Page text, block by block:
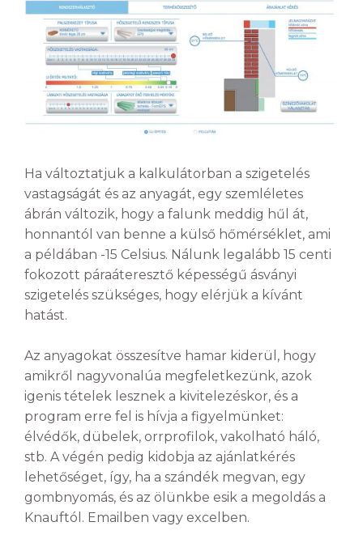
Ha változtatjuk a kalkulátorban a szigetelés
vastagságát és az anyagát, egy szemléletes
ábrán változik, hogy a falunk meddig hűl át,
honnantól van benne a külső hőmérséklet, ami
a példában -15 Celsius. Nálunk legalább 15 centi
fokozott páraáteresztő képességű ásványi
szigetelés szükséges, hogy elérjük a kívánt
hatást.
Az anyagokat összesítve hamar kiderül, hogy
amikről nagyvonalúa megfeletkezünk, azok
igenis tételek lesznek a kivitelezéskor, és a
program erre fel is hívja a figyelmünket:
élvédők, dübelek, orrprofilok, vakolható háló,
stb. A végén pedig kidobja az ajánlatkérés
lehetőséget, így, ha a szándék megvan, egy
gombnyomás, és az ölünkbe esik a megoldás a
Knauftól. Emailben vagy excelben.